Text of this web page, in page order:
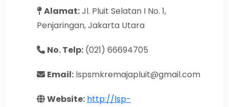
Alamat:Jl. Pluit Selatan I No. 1,
Penjaringan, Jakarta Utara
No. Telp: (021) 66694705
Email: lspsmkremajapluit@gmail.com
Website: http://lsp-